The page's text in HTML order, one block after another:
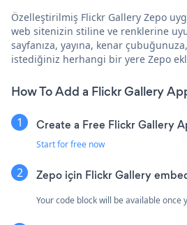
Özelleştirilmiş Flickr Gallery Zepo
web sitenizin stiline ve renklerine
sayfanıza, yayına, kenar
istediğiniz herhangi bir yere Zepo
How To Add a Flickr Gallery
Create a Free Flickr Gallery
Start for free now
Zepo için Flickr Gallery
Your code block will be available once